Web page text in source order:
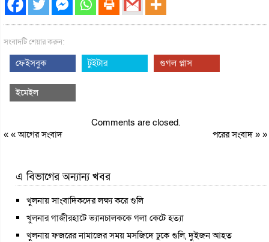
সংবাদটি শেয়ার করুন:
ফেইসবুক টুইটার গুগল প্লাস
ইমেইল
Comments are closed.
« «আগের সংবাদ পরের সংবাদ» »
এ বিভাগের অন্যান্য খবর
খুলনায় সাংবাদিকদের লক্ষ্য করে গুলি
খুলনার গাজীরহাটে ভ্যানচালককে গলা কেটে হত্যা
খুলনায় ফজরের নামাজের সময় মসজিদে ঢুকে গুলি, দুইজন আহত